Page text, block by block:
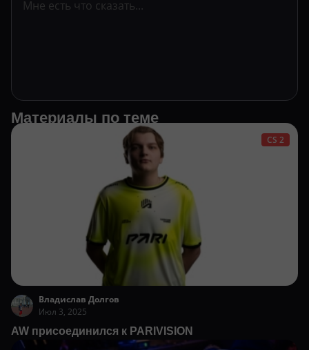
Материалы по теме
CS 2
Владислав Долгов
Июл 3, 2025
AW присоединился к PARIVISION